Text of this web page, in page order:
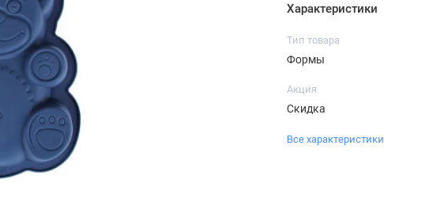
Характеристики
Тип товара
Формы
Акция
Скидка
Все характеристики